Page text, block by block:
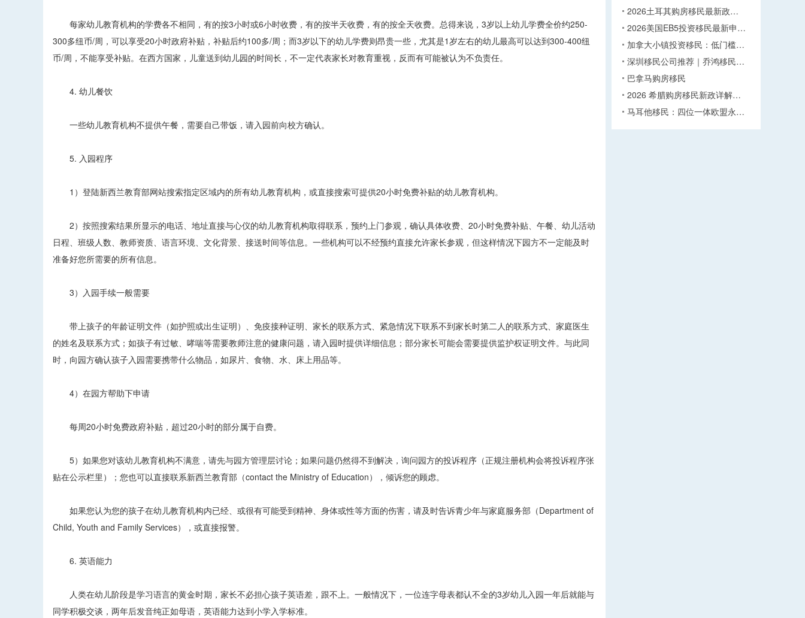
每家幼儿教育机构的学费各不相同，有的按3小时或6小时收费，有的按半天收费，有的按全天收费。总得来说，3岁以上幼儿学费全价约250-
300多纽币/周，可以享受20小时政府补贴，补贴后约100多/周；而3岁以下的幼儿学费则昂贵一些，尤其是1岁左右的幼儿最高可以达到300-400纽
币/周，不能享受补贴。在西方国家，儿童送到幼儿园的时间长，不一定代表家长对教育重视，反而有可能被认为不负责任。
4. 幼儿餐饮
一些幼儿教育机构不提供午餐，需要自己带饭，请入园前向校方确认。
5. 入园程序
1）登陆新西兰教育部网站搜索指定区域内的所有幼儿教育机构，或直接搜索可提供20小时免费补贴的幼儿教育机构。
2）按照搜索结果所显示的电话、地址直接与心仪的幼儿教育机构取得联系，预约上门参观，确认具体收费、20小时免费补贴、午餐、幼儿活动
日程、班级人数、教师资质、语言环境、文化背景、接送时间等信息。一些机构可以不经预约直接允许家长参观，但这样情况下园方不一定能及时
准备好您所需要的所有信息。
3）入园手续一般需要
带上孩子的年龄证明文件（如护照或出生证明）、免疫接种证明、家长的联系方式、紧急情况下联系不到家长时第二人的联系方式、家庭医生
的姓名及联系方式；如孩子有过敏、哮喘等需要教师注意的健康问题，请入园时提供详细信息；部分家长可能会需要提供监护权证明文件。与此同
时，向园方确认孩子入园需要携带什么物品，如尿片、食物、水、床上用品等。
4）在园方帮助下申请
每周20小时免费政府补贴，超过20小时的部分属于自费。
5）如果您对该幼儿教育机构不满意，请先与园方管理层讨论；如果问题仍然得不到解决，询问园方的投诉程序（正规注册机构会将投诉程序张
贴在公示栏里）；您也可以直接联系新西兰教育部（contact the Ministry of Education），倾诉您的顾虑。
如果您认为您的孩子在幼儿教育机构内已经、或很有可能受到精神、身体或性等方面的伤害，请及时告诉青少年与家庭服务部（Department of
Child, Youth and Family Services），或直接报警。
6. 英语能力
人类在幼儿阶段是学习语言的黄金时期，家长不必担心孩子英语差，跟不上。一般情况下，一位连字母表都认不全的3岁幼儿入园一年后就能与
同学积极交谈，两年后发音纯正如母语，英语能力达到小学入学标准。
2026土耳其购房移民最新政…
2026美国EB5投资移民最新申…
加拿大小镇投资移民：低门槛…
深圳移民公司推荐｜乔鸿移民…
巴拿马购房移民
2026 希腊购房移民新政详解…
马耳他移民：四位一体欧盟永…